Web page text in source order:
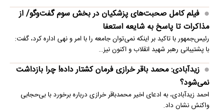
فیلم کامل صحبت‌های پزشکیان در بخش سوم گفت‌وگو/ از
مذاکرات تا پاسخ به شایعه استعفا
رئیس‌جمهور با تاکید بر اینکه نمی‌توان جامعه را با امر و نهی اداره کرد، گفت:
با پشتیبانی رهبر شهید انقلاب و اکنون نیز…
زیدآبادی: محمد باقر خرازی فرمان کشتار داده! چرا بازداشت
نمی‌شود؟
احمد زیدآبادی، به ادعای اخیر محمدباقر خرازی درباره برخورد با بی‌حجابی
واکنش نشان داد.